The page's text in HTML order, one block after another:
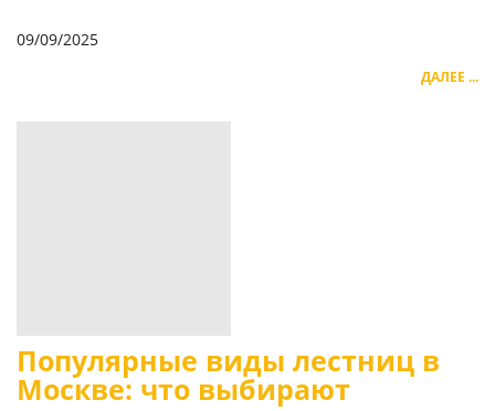
09/09/2025
ДАЛЕЕ ...
Популярные виды лестниц в
Москве: что выбирают